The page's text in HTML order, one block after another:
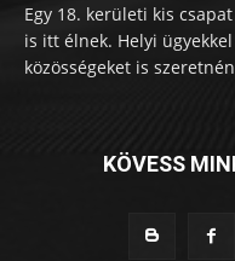
Egy 18. kerületi kis
is itt élnek. Helyi
közösségeket is
KÖVESS